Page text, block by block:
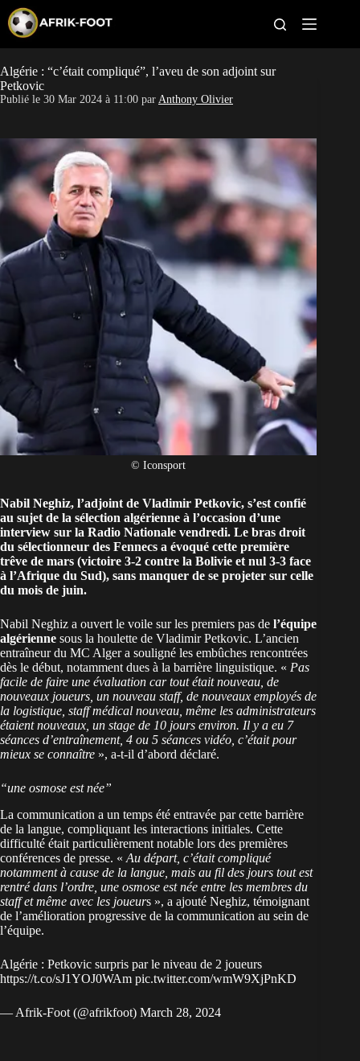
p
o
c
o
CAN féminine
Pays
Clubs
Classement
Paris sportifs
Algérie : “c’était compliqué”, l’aveu de son adjoint sur
Petkovic
Publié le 30 Mar 2024 à 11:00 par Anthony Olivier
© Iconsport
Nabil Neghiz, l’adjoint de Vladimir Petkovic, s’est confié
au sujet de la sélection algérienne à l’occasion d’une
interview sur la Radio Nationale vendredi. Le bras droit
du sélectionneur des Fennecs a évoqué cette première
trêve de mars (victoire 3-2 contre la Bolivie et nul 3-3 face
à l’Afrique du Sud), sans manquer de se projeter sur celle
du mois de juin.
Nabil Neghiz a ouvert le voile sur les premiers pas de l’équipe
algérienne sous la houlette de Vladimir Petkovic. L’ancien
entraîneur du MC Alger a souligné les embûches rencontrées
dès le début, notamment dues à la barrière linguistique. « Pas
facile de faire une évaluation car tout était nouveau, de
nouveaux joueurs, un nouveau staff, de nouveaux employés de
la logistique, staff médical nouveau, même les administrateurs
étaient nouveaux, un stage de 10 jours environ. Il y a eu 7
séances d’entraînement, 4 ou 5 séances vidéo, c’était pour
mieux se connaître », a-t-il d’abord déclaré.
“une osmose est née”
La communication a un temps été entravée par cette barrière
de la langue, compliquant les interactions initiales. Cette
difficulté était particulièrement notable lors des premières
conférences de presse. « Au départ, c’était compliqué
notamment à cause de la langue, mais au fil des jours tout est
rentré dans l’ordre, une osmose est née entre les membres du
staff et même avec les joueurs », a ajouté Neghiz, témoignant
de l’amélioration progressive de la communication au sein de
l’équipe.
Algérie : Petkovic surpris par le niveau de 2 joueurs
https://t.co/sJ1YOJ0WAm pic.twitter.com/wmW9XjPnKD
— Afrik-Foot (@afrikfoot) March 28, 2024